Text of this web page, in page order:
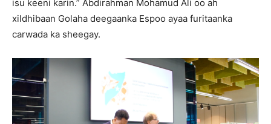
isu keeni karin.” Abdirahman Mohamud Ali oo ah
xildhibaan Golaha deegaanka Espoo ayaa furitaanka
carwada ka sheegay.